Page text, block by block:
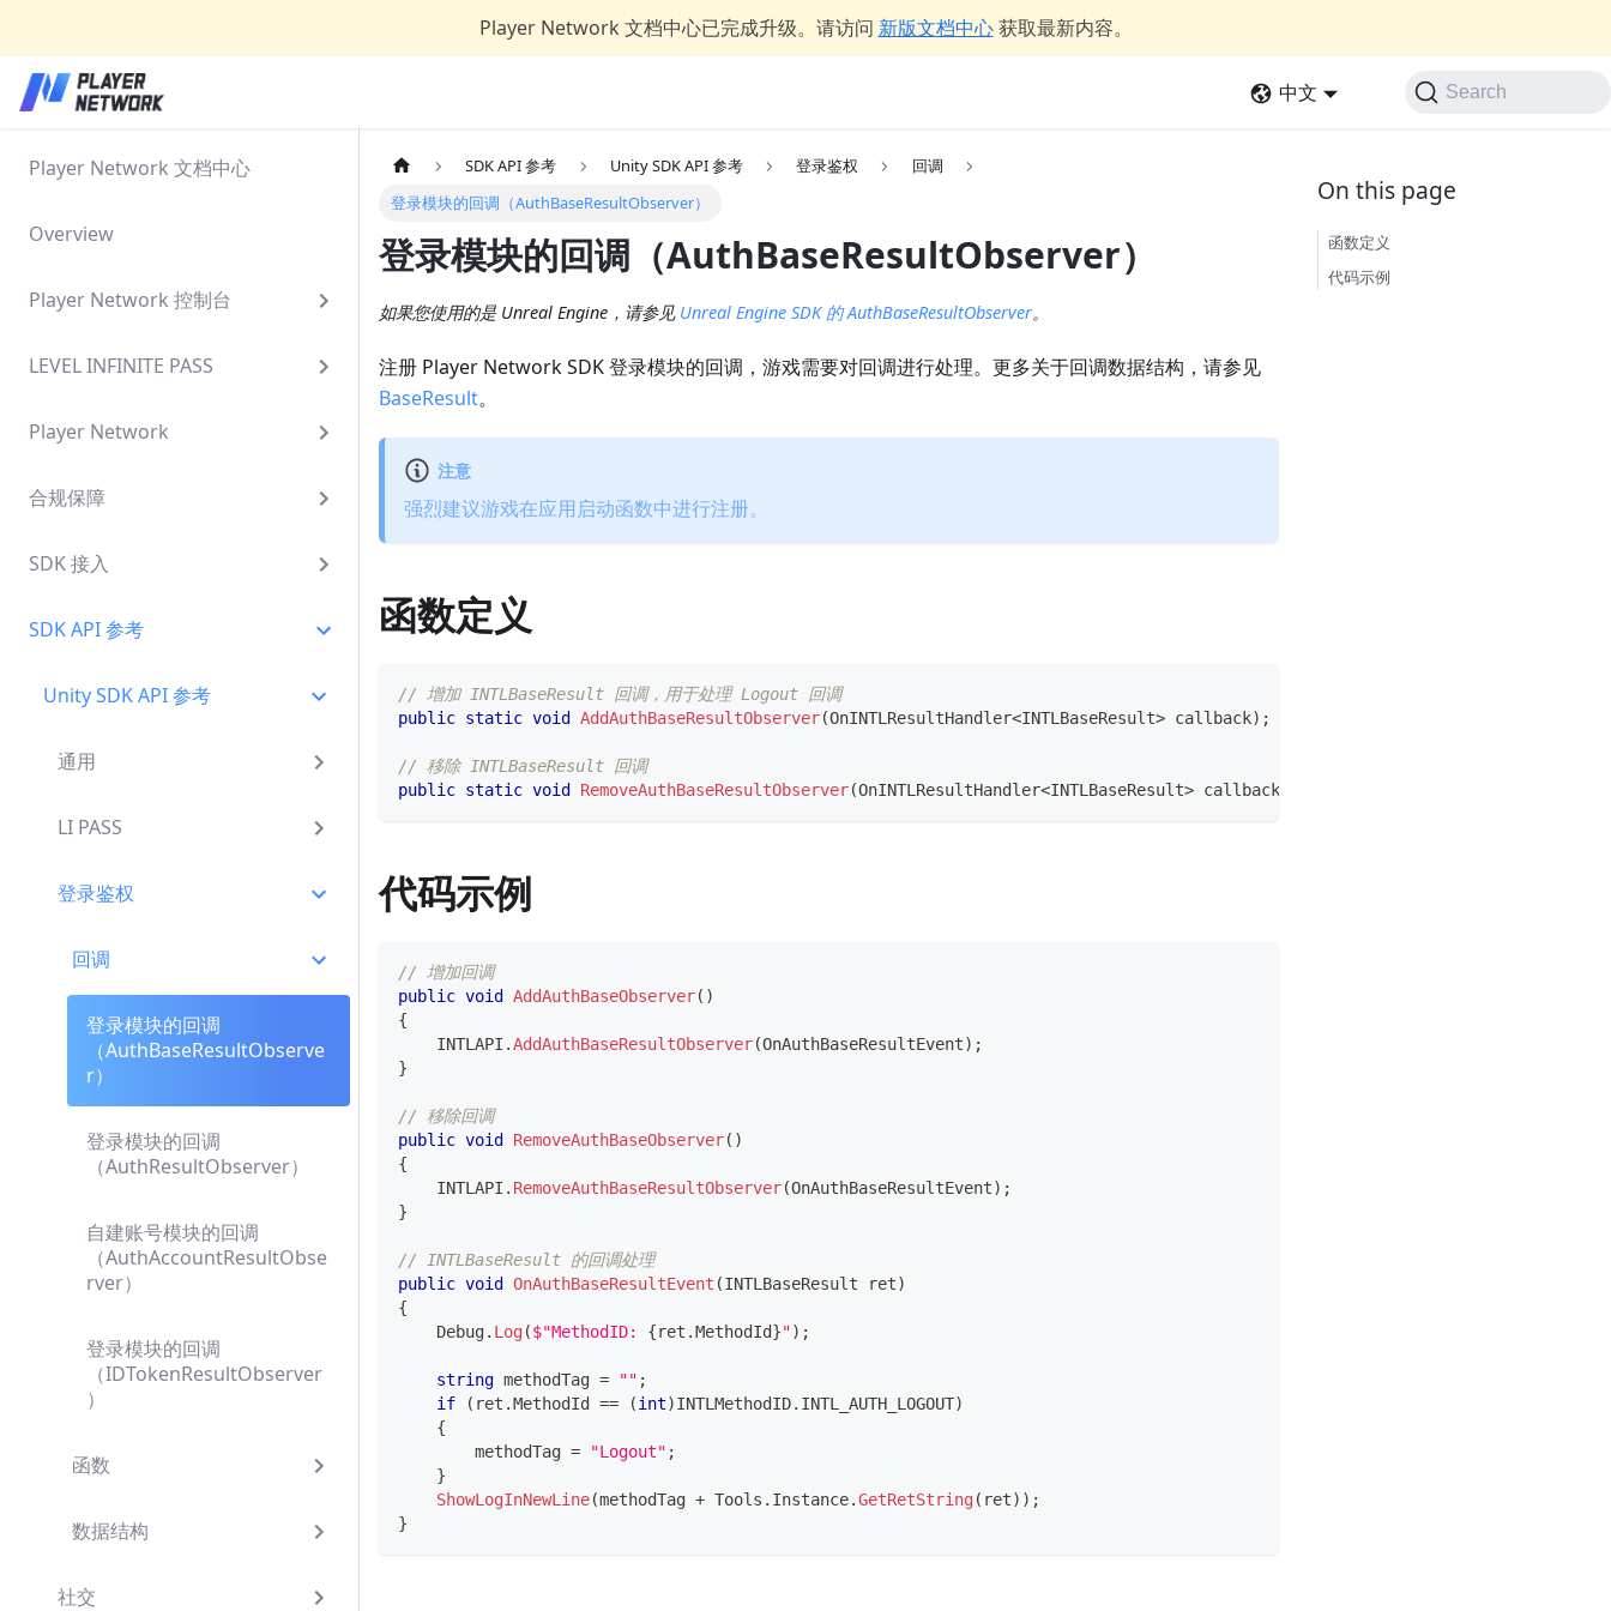
Player Network 文档中心已完成升级。请访问 新版文档中心 获取最新内容。
中文 Search
Player Network 文档中心
Overview
Player Network 控制台
LEVEL INFINITE PASS
Player Network
合规保障
SDK 接入
SDK API 参考
Unity SDK API 参考
通用
LI PASS
登录鉴权
回调
登录模块的回调
（AuthBaseResultObserve
r）
登录模块的回调
（AuthResultObserver）
自建账号模块的回调
（AuthAccountResultObse
rver）
登录模块的回调
（IDTokenResultObserver
）
函数
数据结构
社交
SDK API 参考 Unity SDK API 参考 登录鉴权
回调
登录模块的回调（AuthBaseResultObserver）
登录模块的回调（AuthBaseResultObserver）
如果您使用的是 Unreal Engine，请参见 Unreal Engine SDK 的 AuthBaseResultObserver。
注册 Player Network SDK 登录模块的回调，游戏需要对回调进行处理。更多关于回调数据结构，请参见
BaseResult。
注意
强烈建议游戏在应用启动函数中进行注册。
函数定义
// 增加 INTLBaseResult 回调，用于处理 Logout 回调
public static void AddAuthBaseResultObserver(OnINTLResultHandler<INTLBaseResult> callback) ;
// 移除 INTLBaseResult 回调
public static void RemoveAuthBaseResultObserver(OnINTLResultHandler<INTLBaseResult> callback
代码示例
// 增加回调
public void AddAuthBaseObserver( )
{
    INTLAPI
.AddAuthBaseResultObserver(OnAuthBaseResultEvent) ;
}
// 移除回调
public void RemoveAuthBaseObserver( )
{
    INTLAPI
. RemoveAuthBaseResultObserver(OnAuthBaseResultEvent) ;
}
// INTLBaseResult 的回调处理
public void OnAuthBaseResultEvent (INTLBaseResult ret)
{
    Debug
. Log($"MethodID: {ret .MethodId}") ;
string methodTag = "" ;
if
( ret .MethodId == (int)INTLMethodID. INTL_AUTH_LOGOUT)
{
        methodTag
= "Logout" ;
}
ShowLogInNewLine(methodTag + Tools . Instance.GetRetString( ret) ) ;
}
函数定义
代码示例